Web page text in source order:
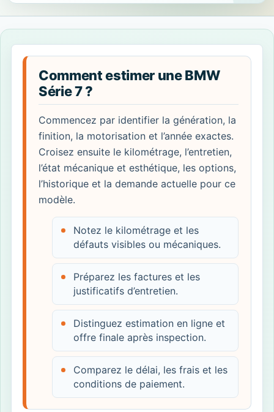
Comment estimer une BMW
Série 7 ?
Commencez par identifier la génération, la
finition, la motorisation et l’année exactes.
Croisez ensuite le kilométrage, l’entretien,
l’état mécanique et esthétique, les options,
l’historique et la demande actuelle pour ce
modèle.
Notez le kilométrage et les
défauts visibles ou mécaniques.
Préparez les factures et les
justificatifs d’entretien.
Distinguez estimation en ligne et
offre finale après inspection.
Comparez le délai, les frais et les
conditions de paiement.